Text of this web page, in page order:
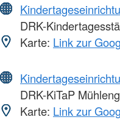
DRK-
Karte: Link zur
DRK-KiTaP
Karte: Link zur